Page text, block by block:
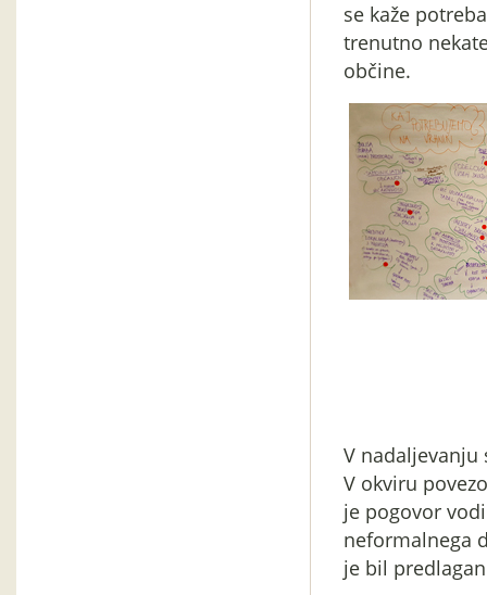
se kaže
trenutno
občine.
V nadaljevanju
V okviru
je pogovor
neformalnega
je bil